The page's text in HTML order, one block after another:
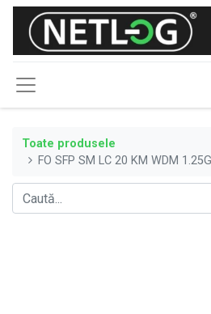
Toate produsele
FO SFP SM LC 20 KM WDM